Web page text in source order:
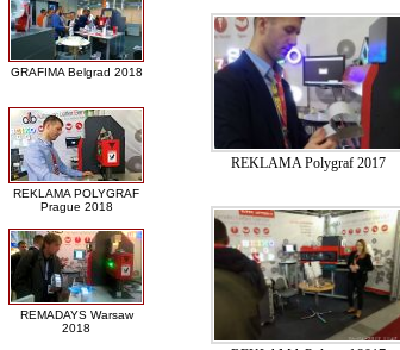
GRAFIMA Belgrad 2018
REKLAMA POLYGRAF
Prague 2018
REMADAYS Warsaw
2018
REKLAMA Polygraf 2017